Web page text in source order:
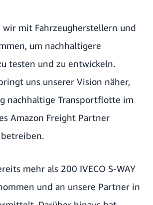
wir mit Fahrzeugherstellern und
um nachhaltigere
testen und zu entwickeln.
uns unserer Vision näher,
nachhaltige Transportflotte im
Amazon Freight Partner
betreiben.
mehr als 200 IVECO S-WAY
und an unsere Partner in